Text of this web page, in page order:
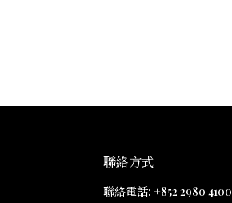
聯絡方式
聯絡電話: +852 2980 4100